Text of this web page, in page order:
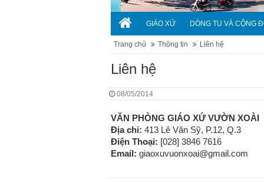
GIÁO XỨ DÒNG TU VÀ CỘNG
Trang chủ Thông tin Liên hệ
Liên hệ
08/05/2014
VĂN PHÒNG GIÁO XỨ VƯỜN XOÀI
Địa chỉ: 413 Lê Văn Sỹ, P.12, Q.3
Điện Thoại: [028] 3846 7616
Email: giaoxuvuonxoai@gmail.com